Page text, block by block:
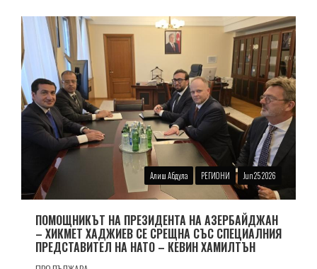
Алиш Абдула РЕГИОНИ Jun 25 2026
ПОМОЩНИКЪТ НА ПРЕЗИДЕНТА НА АЗЕРБАЙДЖАН
– ХИКМЕТ ХАДЖИЕВ СЕ СРЕЩНА СЪС СПЕЦИАЛНИЯ
ПРЕДСТАВИТЕЛ НА НАТО – КЕВИН ХАМИЛТЪН